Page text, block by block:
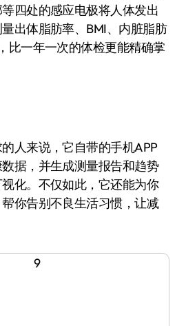
四处的感应电极将人体发出
出体脂肪率、BMI、内脏脂肪
比一年一次的体检更能精确掌
来说，它自带的手机APP
据，并生成测量报告和趋势
化。不仅如此，它还能为你
你告别不良生活习惯，让减